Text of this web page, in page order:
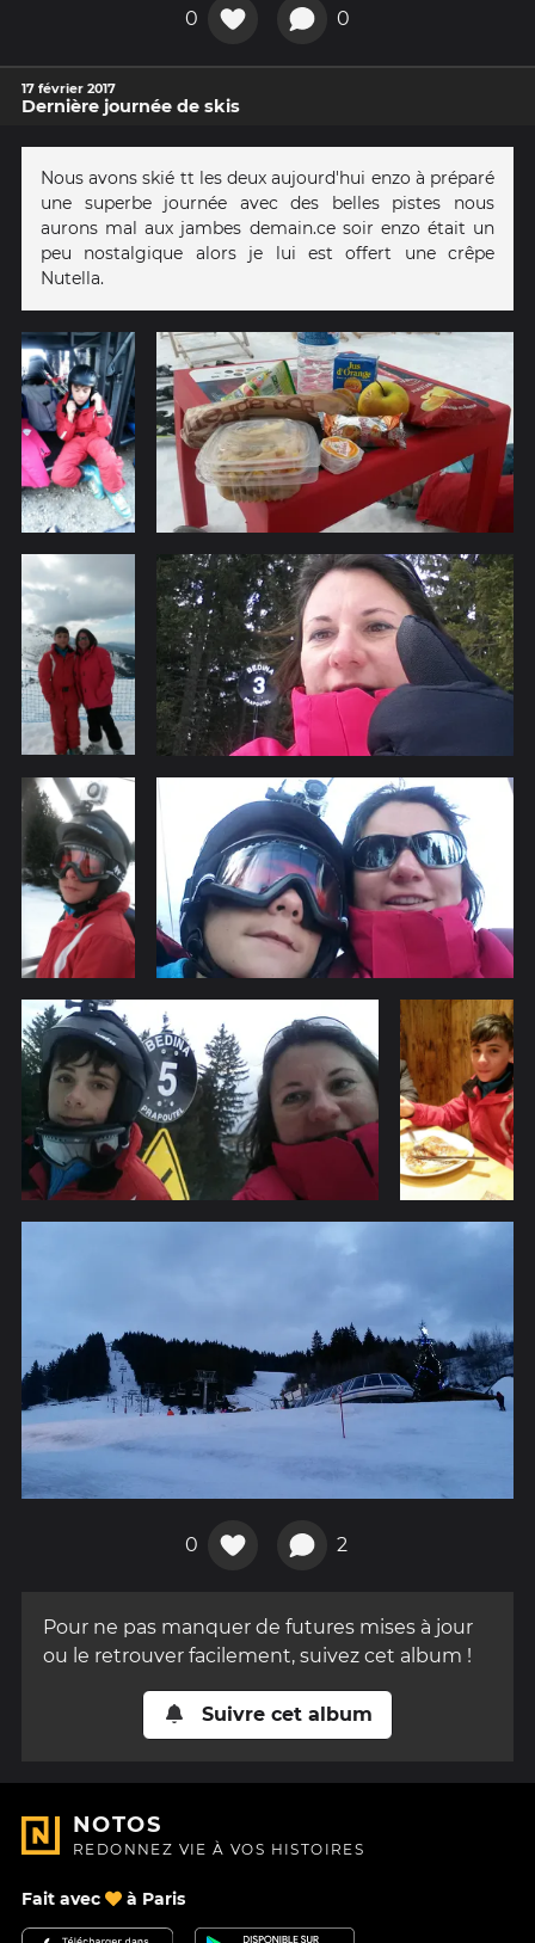
0 0
17 février 2017
Dernière journée de skis
Nous avons skié tt les deux aujourd'hui enzo à préparé
une superbe journée avec des belles pistes nous
aurons mal aux jambes demain.ce soir enzo était un
peu nostalgique alors je lui est offert une crêpe
Nutella.
0 2
Pour ne pas manquer de futures mises à jour
ou le retrouver facilement, suivez cet album !
Suivre cet album
NOTOS
REDONNEZ VIE À VOS HISTOIRES
Fait avec à Paris